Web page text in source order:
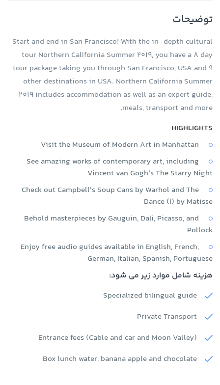
توضیحات
Start and end in San Francisco! With the in-depth cultural
tour Northern California Summer 2019, you have a 8 day
tour package taking you through San Francisco, USA and 9
other destinations in USA. Northern California Summer
2019 includes accommodation as well as an expert guide,
meals, transport and more.
HIGHLIGHTS
Visit the Museum of Modern Art in Manhattan
See amazing works of contemporary art, including
Vincent van Gogh's The Starry Night
Check out Campbell's Soup Cans by Warhol and The
Dance (I) by Matisse
Behold masterpieces by Gauguin, Dali, Picasso, and
Pollock
Enjoy free audio guides available in English, French,
German, Italian, Spanish, Portuguese
هزینه شامل موارد زیر می شود:
Specialized bilingual guide
Private Transport
Entrance fees (Cable and car and Moon Valley)
Box lunch water, banana apple and chocolate